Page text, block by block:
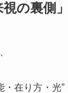
の裏側」
・在り方・